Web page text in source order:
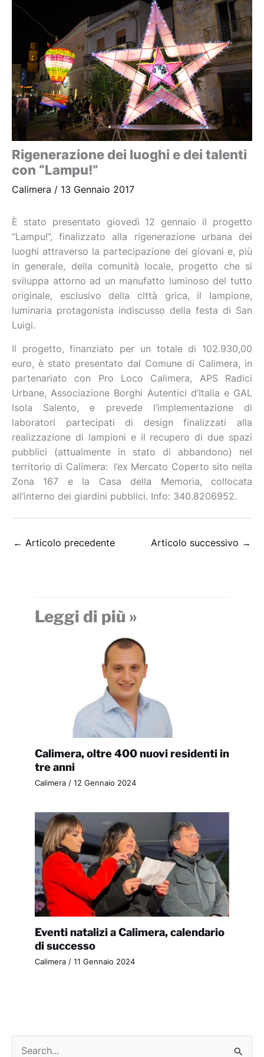
Rigenerazione dei luoghi e dei talenti
con “Lampu!”
Calimera / 13 Gennaio 2017
È stato presentato giovedì 12 gennaio il progetto
“Lampu!”, finalizzato alla rigenerazione urbana dei
luoghi attraverso la partecipazione dei giovani e, più
in generale, della comunità locale, progetto che si
sviluppa attorno ad un manufatto luminoso del tutto
originale, esclusivo della città grica, il lampione,
luminaria protagonista indiscusso della festa di San
Luigi.
Il progetto, finanziato per un totale di 102.930,00
euro, è stato presentato dal Comune di Calimera, in
partenariato con Pro Loco Calimera, APS Radici
Urbane, Associazione Borghi Autentici d’Italia e GAL
Isola Salento, e prevede l’implementazione di
laboratori partecipati di design finalizzati alla
realizzazione di lampioni e il recupero di due spazi
pubblici (attualmente in stato di abbandono) nel
territorio di Calimera: l’ex Mercato Coperto sito nella
Zona 167 e la Casa della Memoria, collocata
all’interno dei giardini pubblici. Info: 340.8206952.
← Articolo precedente Articolo successivo →
Leggi di più »
Calimera, oltre 400 nuovi residenti in
tre anni
Calimera/ 12 Gennaio 2024
Eventi natalizi a Calimera, calendario
di successo
Calimera/ 11 Gennaio 2024